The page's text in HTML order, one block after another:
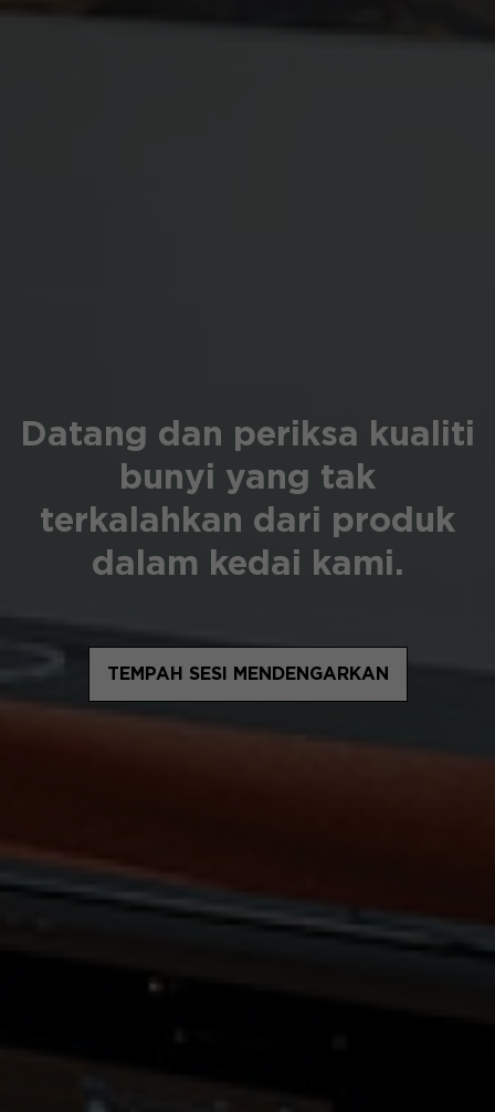
Datang dan periksa kualiti
bunyi yang tak
terkalahkan dari produk
dalam kedai kami.
TEMPAH SESI MENDENGARKAN